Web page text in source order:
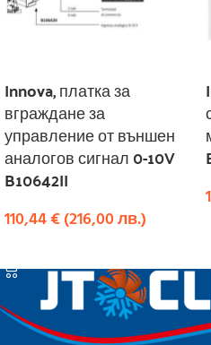
Innova, платка за
вграждане за
управление от външен
аналогов сигнал 0-10V
B10642II
110,44€(216,00лв.)